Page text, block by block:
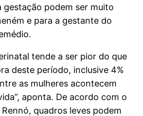
gestação podem ser muito
e para a gestante do
tende a ser pior do que
deste período, inclusive 4%
as mulheres acontecem
aponta. De acordo com o
quadros leves podem